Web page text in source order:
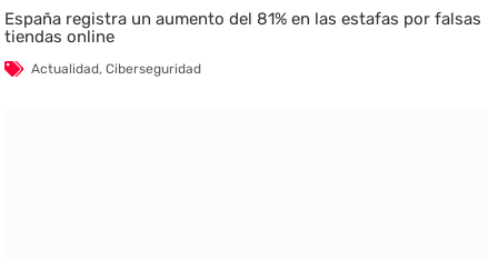
España registra un aumento del 81% en las estafas por falsas
tiendas online
Actualidad,Ciberseguridad